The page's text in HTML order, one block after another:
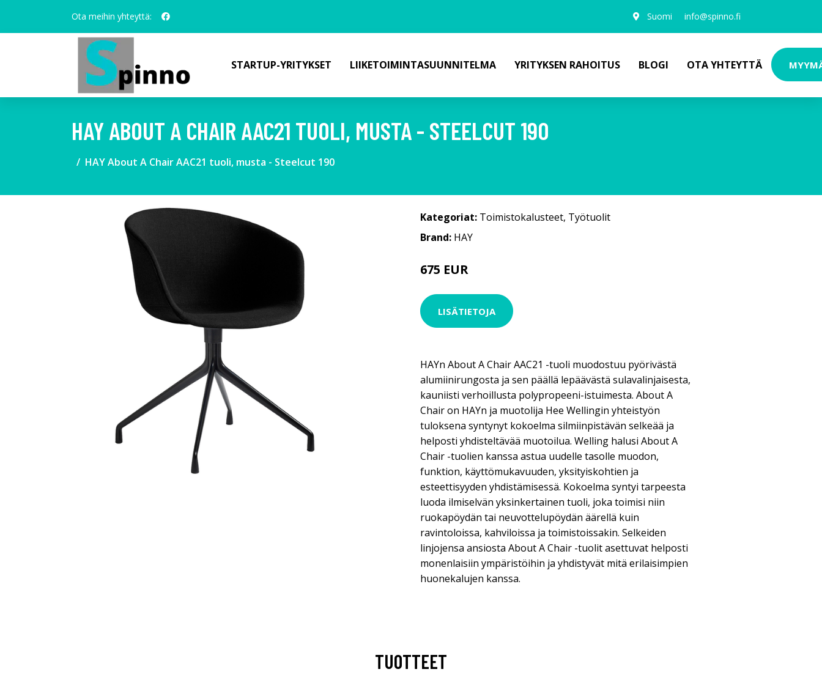
Ota meihin yhteyttä: Suomi info@spinno.fi
STARTUP-YRITYKSET LIIKETOIMINTASUUNNITELMA YRITYKSEN RAHOITUS BLOGI OTA YHTEYTTÄ
HAY ABOUT A CHAIR AAC21 TUOLI, MUSTA - STEELCUT 190
HAY About A Chair AAC21 tuoli, musta - Steelcut 190
Kategoriat: Toimistokalusteet, Työtuolit
Brand: HAY
675 EUR
LISÄTIETOJA
HAYn About A Chair AAC21 -tuoli muodostuu pyörivästä
alumiinirungosta ja sen päällä lepäävästä sulavalinjaisesta,
kauniisti verhoillusta polypropeeni-istuimesta. About A
Chair on HAYn ja muotolija Hee Wellingin yhteistyön
tuloksena syntynyt kokoelma silmiinpistävän selkeää ja
helposti yhdisteltävää muotoilua. Welling halusi About A
Chair -tuolien kanssa astua uudelle tasolle muodon,
funktion, käyttömukavuuden, yksityiskohtien ja
esteettisyyden yhdistämisessä. Kokoelma syntyi tarpeesta
luoda ilmiselvän yksinkertainen tuoli, joka toimisi niin
ruokapöydän tai neuvottelupöydän äärellä kuin
ravintoloissa, kahviloissa ja toimistoissakin. Selkeiden
linjojensa ansiosta About A Chair -tuolit asettuvat helposti
monenlaisiin ympäristöihin ja yhdistyvät mitä erilaisimpien
huonekalujen kanssa.
TUOTTEET